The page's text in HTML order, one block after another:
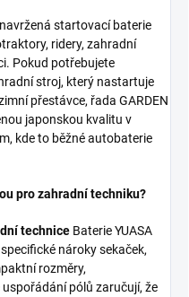
startovací baterie
ridery, zahradní
Pokud potřebujete
stroj, který nastartuje
přestávce, řada GARDEN
japonskou kvalitu v
kde to běžné autobaterie
pro zahradní techniku?
technice Baterie YUASA
nároky sekaček,
rozměry,
pólů zaručují, že